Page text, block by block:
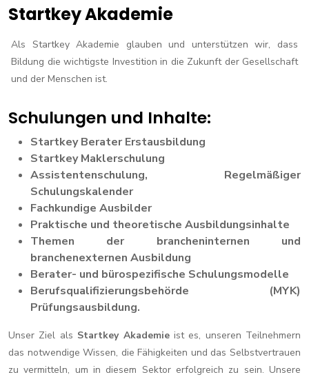
Startkey Akademie
Als Startkey Akademie glauben und unterstützen wir, dass
Bildung die wichtigste Investition in die Zukunft der Gesellschaft
und der Menschen ist.
Schulungen und Inhalte:
Startkey Berater Erstausbildung
Startkey Maklerschulung
Assistentenschulung, Regelmäßiger
Schulungskalender
Fachkundige Ausbilder
Praktische und theoretische Ausbildungsinhalte
Themen der brancheninternen und
branchenexternen Ausbildung
Berater- und bürospezifische Schulungsmodelle
Berufsqualifizierungsbehörde (MYK)
Prüfungsausbildung.
Unser Ziel als Startkey Akademie ist es, unseren Teilnehmern
das notwendige Wissen, die Fähigkeiten und das Selbstvertrauen
zu vermitteln, um in diesem Sektor erfolgreich zu sein. Unsere